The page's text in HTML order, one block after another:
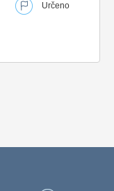
Určeno